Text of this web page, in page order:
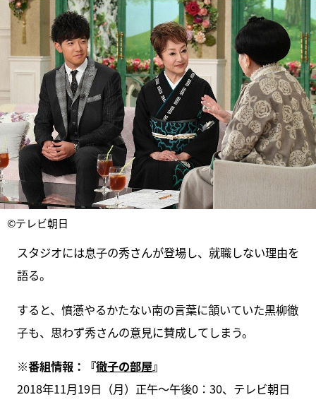
©テレビ朝日
スタジオには息子の秀さんが登場し、就職しない理由を
語る。
すると、憤懣やるかたない南の言葉に頷いていた黒柳徹
子も、思わず秀さんの意見に賛成してしまう。
※番組情報：『徹子の部屋』
2018年11月19日（月）正午～午後0：30、テレビ朝日